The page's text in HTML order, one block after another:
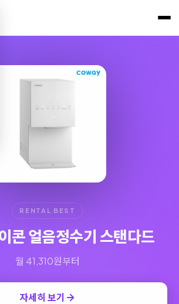
RENTAL BEST
콘 얼음정수기 스탠다드
월 41,310원부터
자세히 보기